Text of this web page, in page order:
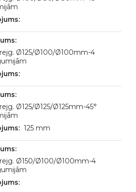
Ø125/Ø100/Ø100mm-4
Ø125/Ø125/Ø125mm-45°
125 mm
Ø150/Ø100/Ø100mm-4